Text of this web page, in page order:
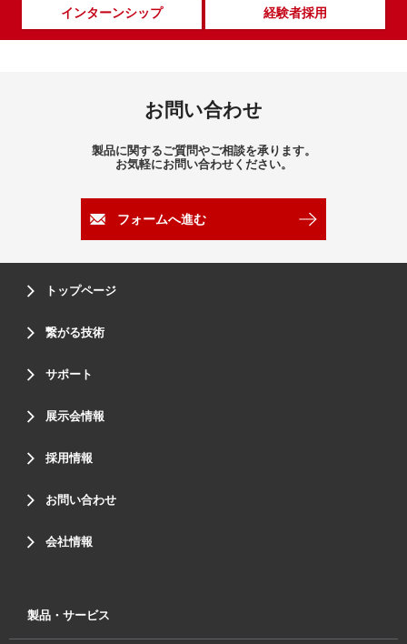
インターンシップ 経験者採用
お問い合わせ
製品に関するご質問やご相談を承ります。
お気軽にお問い合わせください。
フォームへ進む
トップページ
繋がる技術
サポート
展示会情報
採用情報
お問い合わせ
会社情報
製品・サービス